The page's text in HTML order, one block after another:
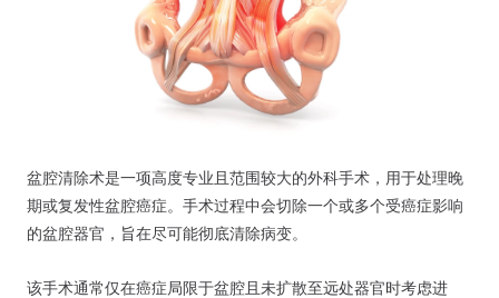
盆腔清除术是一项高度专业且范围较大的外科手术，用于处理晚
期或复发性盆腔癌症。手术过程中会切除一个或多个受癌症影响
的盆腔器官，旨在尽可能彻底清除病变。
该手术通常仅在癌症局限于盆腔且未扩散至远处器官时考虑进